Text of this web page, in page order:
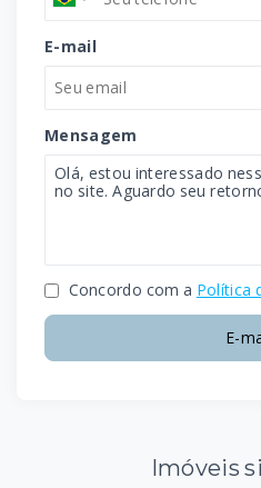
E-mail
Mensagem
Concordo com a Política
E-
Imóveis